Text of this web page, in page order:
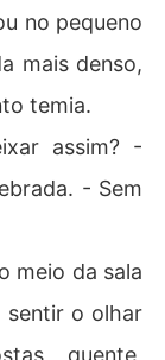
no pequeno
mais denso,
temia.
assim? -
- Sem
meio da sala
sentir o olhar
quente,